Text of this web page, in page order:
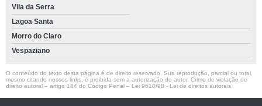
Vila da Serra
Lagoa Santa
Morro do Claro
Vespaziano
O conteúdo do texto desta página é de direito reservado. Sua reprodução, parcial ou total,
mesmo citando nossos links, é proibida sem a autorização do autor. Crime de violação de
direito autoral – artigo 184 do Código Penal – Lei 9610/98 - Lei de direitos autorais